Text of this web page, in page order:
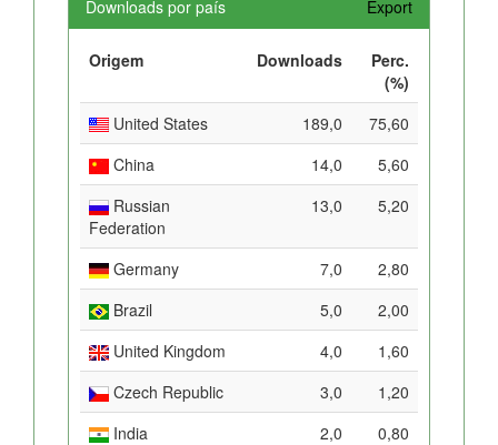
Downloads por país Export
Origem Downloads
Perc.
(%)
United States
189,0
75,60
China
14,0
5,60
Russian
Federation
13,0 5,20
Germany 7,0
2,80
Brazil
5,0
2,00
United Kingdom
4,0
1,60
Czech Republic
3,0
1,20
India
2,0
0,80